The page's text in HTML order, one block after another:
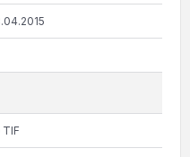
TIF